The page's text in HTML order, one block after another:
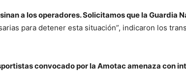
a los operadores. Solicitamos que la Guardia
para detener esta situación”, indicaron los
convocado por la Amotac amenaza con